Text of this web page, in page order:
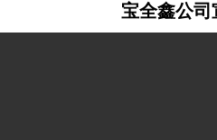
宝全鑫公司